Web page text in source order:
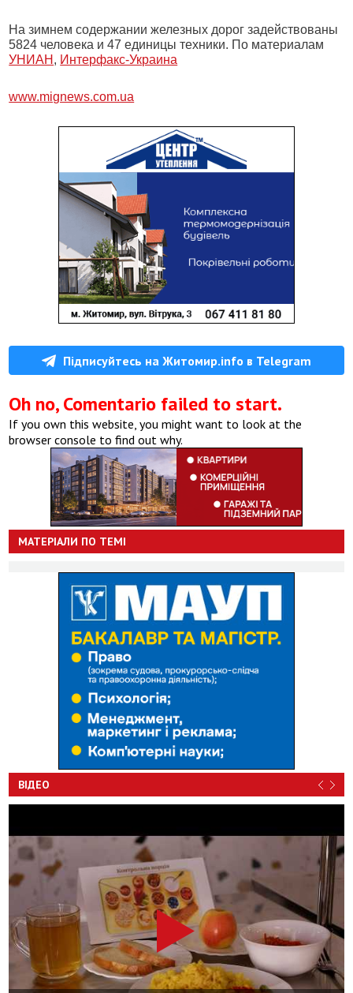
На зимнем содержании железных дорог задействованы
5824 человека и 47 единицы техники. По материалам
УНИАН , Интерфакс-Украина
www.mignews.com.ua
Підписуйтесь на Житомир.info в Telegram
Oh no, Comentario failed to start.
If you own this website, you might want to look at the
browser console to find out why.
МАТЕРІАЛИ ПО ТЕМІ
ВІДЕО